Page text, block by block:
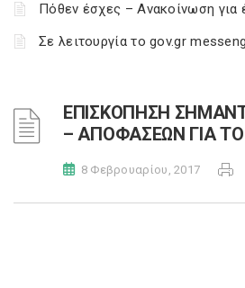
Πόθεν έσχες – Ανακοίνωση για
Σε λειτουργία το gov.gr
ΕΠΙΣΚΟΠΗΣΗ
– ΑΠΟΦΑΣΕΩΝ ΓΙΑ
8 Φεβρουαρίου, 2017